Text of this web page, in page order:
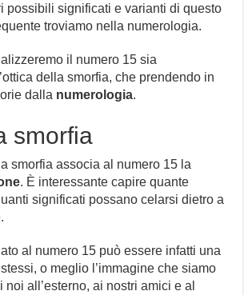
possibili significati e varianti di questo
troviamo nella numerologia.
il numero 15 sia
della smorfia, che prendendo in
dalla numerologia.
smorfia
smorfia associa al numero 15 la
. È interessante capire quante
significati possano celarsi dietro a
al numero 15 può essere infatti una
o meglio l’immagine che siamo
all’esterno, ai nostri amici e al